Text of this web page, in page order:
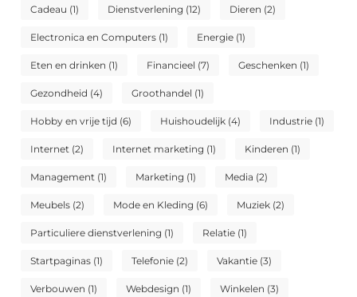
Cadeau (1) Dienstverlening (12) Dieren (2)
Electronica en Computers (1) Energie (1)
Eten en drinken (1) Financieel (7) Geschenken (1)
Gezondheid (4) Groothandel (1)
Hobby en vrije tijd (6) Huishoudelijk (4) Industrie (1)
Internet (2) Internet marketing (1) Kinderen (1)
Management (1) Marketing (1) Media (2)
Meubels (2) Mode en Kleding (6) Muziek (2)
Particuliere dienstverlening (1) Relatie (1)
Startpaginas (1) Telefonie (2) Vakantie (3)
Verbouwen (1) Webdesign (1) Winkelen (3)